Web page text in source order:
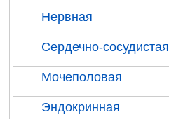
Нервная
Сердечно-сосудистая
Мочеполовая
Эндокринная